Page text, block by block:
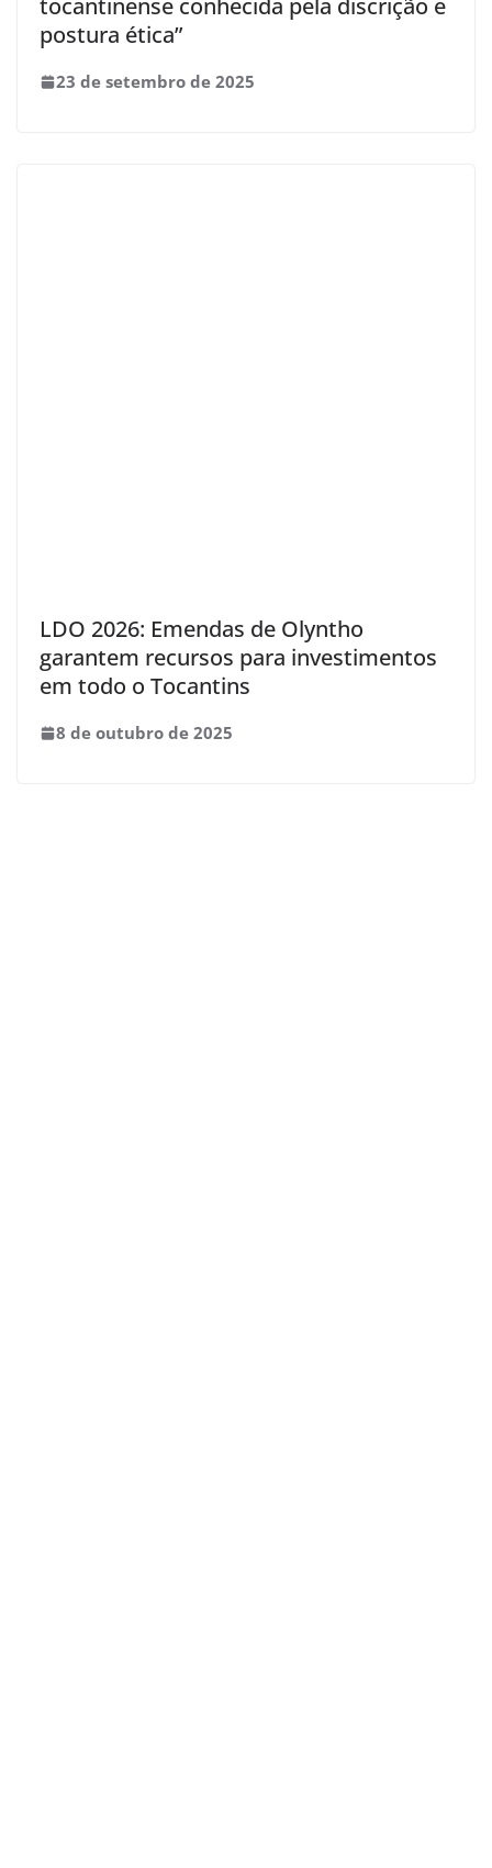
tocantinense conhecida pela discrição e
postura ética”
23 de setembro de 2025
LDO 2026: Emendas de Olyntho
garantem recursos para investimentos
em todo o Tocantins
8 de outubro de 2025